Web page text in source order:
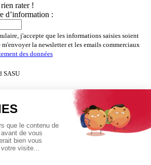
rater !
d’information :
j'accepte que les informations saisies soient
la newsletter et les emails commerciaux
des données
SASU
de
j'accepte que les informations saisies soient